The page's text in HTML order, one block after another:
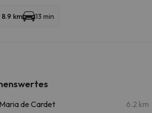
8.9 km 13 min
de Cardet 6.2 km